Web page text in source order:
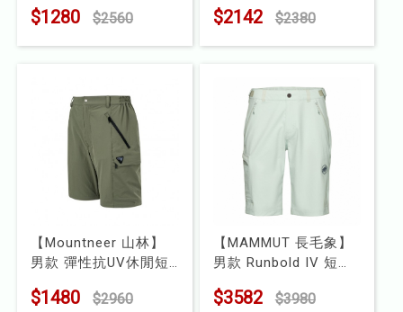
型號 : W1510
$1280 $2560
Pant 彈性探險短褲
$2142 $2380
【Mountneer 山林】
男款 彈性抗UV休閒短
型號 : 51S03
$1480 $2960
【MAMMUT 長毛象】
男款 Runbold IV 短褲
$3582 $3980